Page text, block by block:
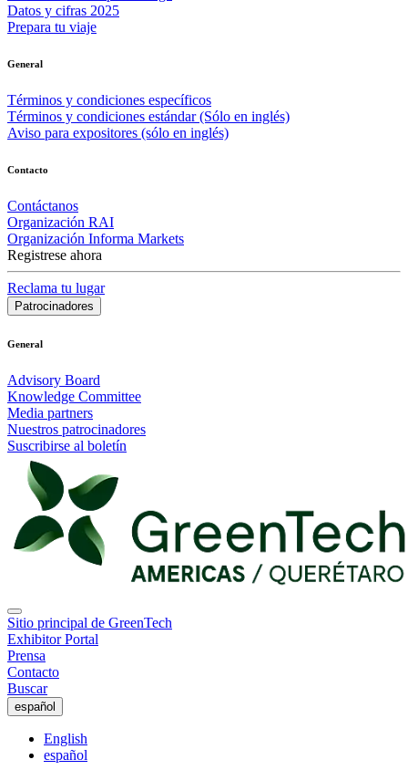
Datos y cifras 2025
Prepara tu viaje
General
Términos y condiciones específicos
Términos y condiciones estándar (Sólo en inglés)
Aviso para expositores (sólo en inglés)
Contacto
Contáctanos
Organización RAI
Organización Informa Markets
Registrese ahora
Reclama tu lugar
Patrocinadores
General
Advisory Board
Knowledge Committee
Media partners
Nuestros patrocinadores
Suscribirse al boletín
Sitio principal de GreenTech
Exhibitor Portal
Prensa
Contacto
Buscar
español
English
español